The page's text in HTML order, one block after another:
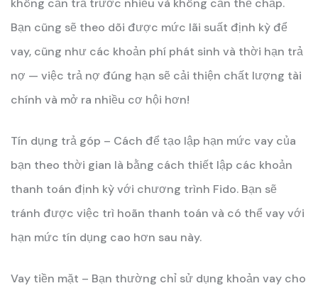
không cần trả trước nhiều và không cần thế chấp.
Bạn cũng sẽ theo dõi được mức lãi suất định kỳ để
vay, cũng như các khoản phí phát sinh và thời hạn trả
nợ — việc trả nợ đúng hạn sẽ cải thiện chất lượng tài
chính và mở ra nhiều cơ hội hơn!
Tín dụng trả góp – Cách để tạo lập hạn mức vay của
bạn theo thời gian là bằng cách thiết lập các khoản
thanh toán định kỳ với chương trình Fido. Bạn sẽ
tránh được việc trì hoãn thanh toán và có thể vay với
hạn mức tín dụng cao hơn sau này.
Vay tiền mặt – Bạn thường chỉ sử dụng khoản vay cho